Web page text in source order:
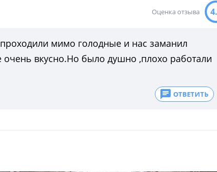
Оценка отзыва
мимо голодные и нас заманил
вкусно.Но было душно ,плохо работали
ОТВЕТИТЬ